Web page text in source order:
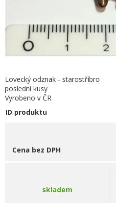
Lovecký odznak - starostříbro
poslední kusy
Vyrobeno v ČR
ID produktu
Cena bez DPH
skladem